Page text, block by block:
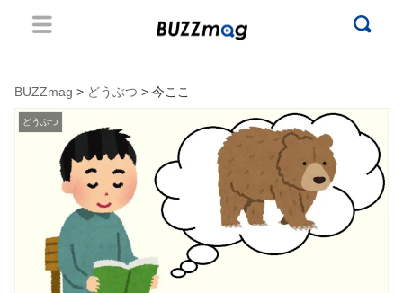
BUZZmag > どうぶつ > 今ここ
どうぶつ